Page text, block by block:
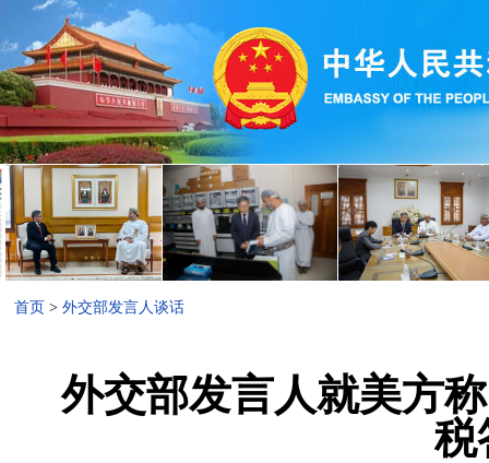
首页 > 外交部发言人谈话
外交部发言人就美方
税